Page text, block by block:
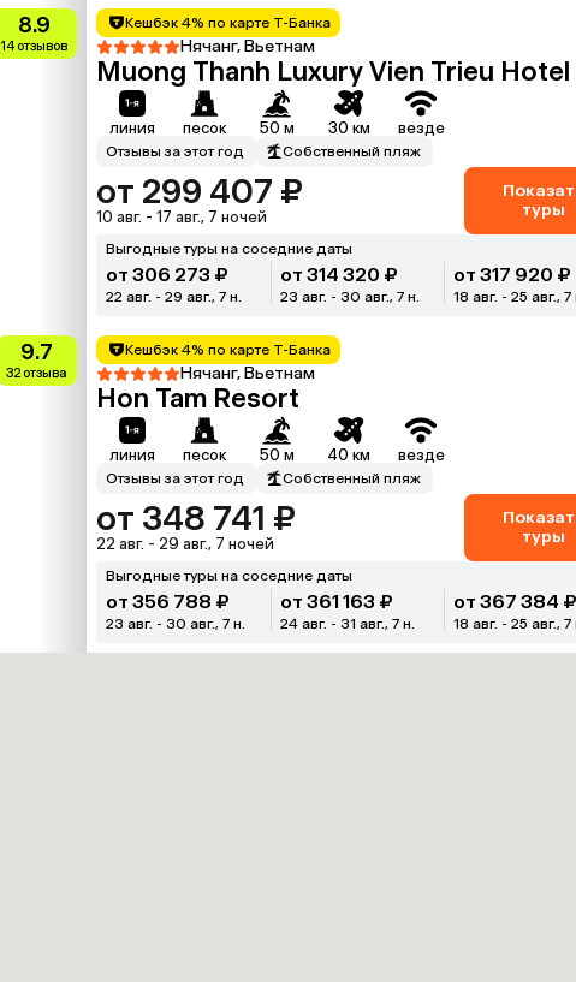
8.9
14 отзывов
Кешбэк 4% по карте Т-Банка
Нячанг, Вьетнам
Muong Thanh Luxury Vien Trieu Hotel
линия песок 50 м 30 км везде
Отзывы за этот год Собственный пляж
от 299 407 ₽
10 авг. - 17 авг., 7 ночей
туры
Выгодные туры на соседние даты
от 306 273 ₽
22 авг. - 29 авг., 7 н.
от 314 320 ₽
23 авг. - 30 авг., 7 н.
от 317 920 ₽
18 авг. - 25 авг., 7
9.7
32 отзыва
Кешбэк 4% по карте Т-Банка
Нячанг, Вьетнам
Hon Tam Resort
линия песок 50 м 40 км везде
Отзывы за этот год Собственный пляж
от 348 741 ₽
22 авг. - 29 авг., 7 ночей
туры
Выгодные туры на соседние даты
от 356 788 ₽
23 авг. - 30 авг., 7 н.
от 361 163 ₽
24 авг. - 31 авг., 7 н.
от 367 384 ₽
18 авг. - 25 авг., 7